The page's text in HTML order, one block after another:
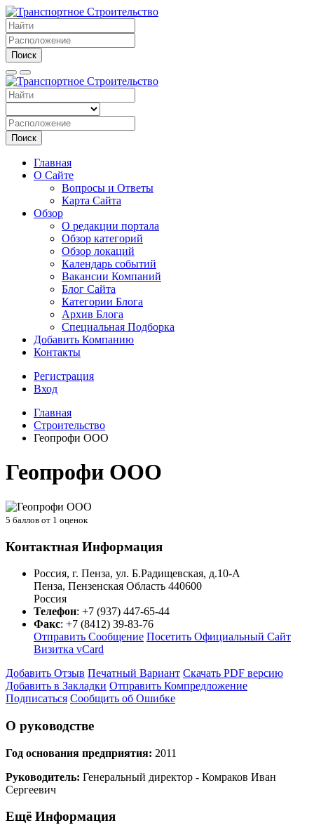
Поиск
Поиск
Главная
О Сайте
Вопросы и Ответы
Карта Сайта
Обзор
О редакции портала
Обзор категорий
Обзор локаций
Календарь событий
Вакансии Компаний
Блог Сайта
Категории Блога
Архив Блога
Специальная Подборка
Добавить Компанию
Контакты
Регистрация
Вход
Главная
Строительство
Геопрофи ООО
Геопрофи ООО
5 баллов от 1 оценок
Контактная Информация
Россия, г. Пенза, ул. Б.Радищевская, д.10-А
Пенза, Пензенская Область 440600
Россия
Телефон: +7 (937) 447-65-44
Факс: +7 (8412) 39-83-76
Отправить Сообщение Посетить Официальный Сайт
Визитка vCard
Добавить Отзыв Печатный Вариант Скачать PDF версию
Добавить в Закладки Отправить Компредложение
Подписаться Сообщить об Ошибке
О руководстве
Год основания предприятия: 2011
Руководитель: Генеральный директор - Комраков Иван
Сергеевич
Ещё Информация